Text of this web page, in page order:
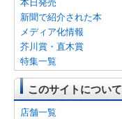
本日発売
新聞で紹介された本
メディア化情報
芥川賞・直木賞
特集一覧
このサイトについて
店舗一覧